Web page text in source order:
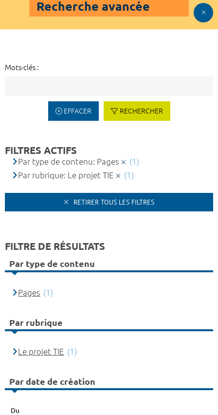
Recherche avancée
Mots-clés :
EFFACER RECHERCHER
FILTRES ACTIFS
Par type de contenu: Pages
(1)
Par rubrique: Le projet TIE
(1)
RETIRER TOUS LES FILTRES
FILTRE DE RÉSULTATS
Par type de contenu
Pages (1)
Par rubrique
Le projet TIE (1)
Par date de création
Du